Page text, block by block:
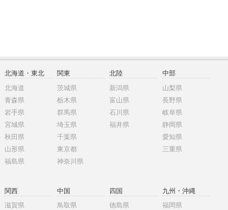
北海道・東北
北海道
青森県
岩手県
宮城県
秋田県
山形県
福島県
関東
茨城県
栃木県
群馬県
埼玉県
千葉県
東京都
神奈川県
北陸
新潟県
富山県
石川県
福井県
中部
山梨県
長野県
岐阜県
静岡県
愛知県
三重県
関西
滋賀県
中国
鳥取県
四国
徳島県
九州・沖縄
福岡県